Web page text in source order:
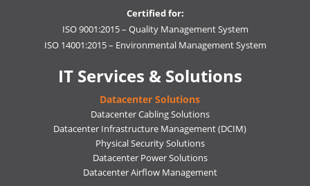
Certified for:
ISO 9001:2015 – Quality Management System
ISO 14001:2015 – Environmental Management System
IT Services & Solutions
Datacenter Solutions
Datacenter Cabling Solutions
Datacenter Infrastructure Management (DCIM)
Physical Security Solutions
Datacenter Power Solutions
Datacenter Airflow Management